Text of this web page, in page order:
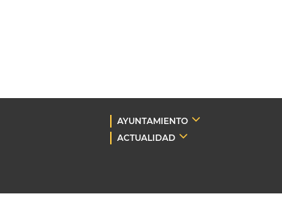
AYUNTAMIENTO
ACTUALIDAD